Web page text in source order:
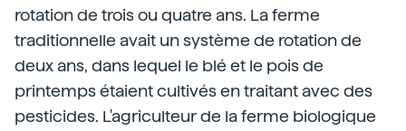
rotation de trois ou quatre ans. La ferme
traditionnelle avait un système de rotation de
deux ans, dans lequel le blé et le pois de
printemps étaient cultivés en traitant avec des
pesticides. L'agriculteur de la ferme biologique